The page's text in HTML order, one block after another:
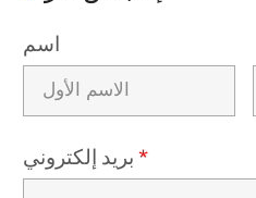
اسم
بريد إلكتروني*